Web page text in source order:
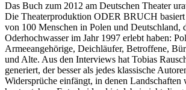
Das Buch zum 2012 am Deutschen Theater
Die Theaterproduktion ODER BRUCH basiert
von 100 Menschen in Polen und Deutschland,
Oderhochwasser im Jahr 1997 erlebt haben:
Armeeangehörige, Deichläufer, Betroffene,
und Alte. Aus den Interviews hat Tobias
generiert, der besser als jedes klassische
Widersprüche einfängt, in denen Landschaften